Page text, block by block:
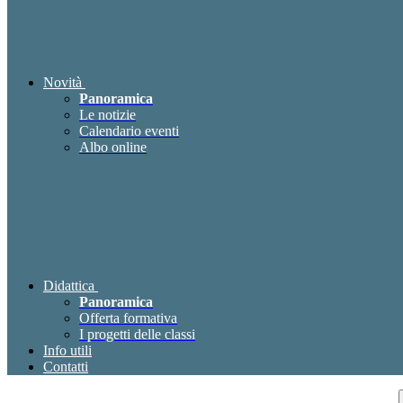
Novità
Panoramica
Le notizie
Calendario eventi
Albo online
Didattica
Panoramica
Offerta formativa
I progetti delle classi
Info utili
Contatti